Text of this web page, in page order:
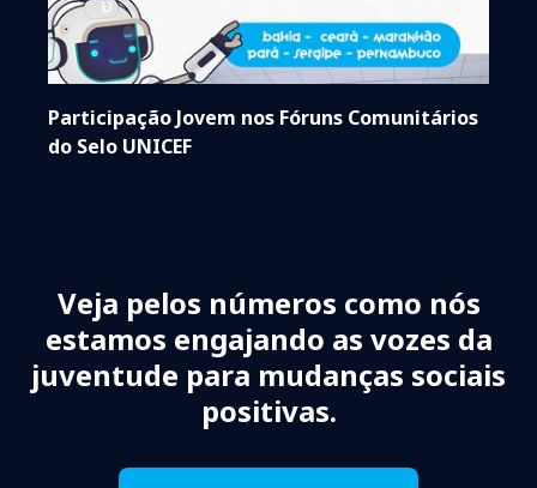
Participação Jovem nos Fóruns Comunitários
do Selo UNICEF
Veja pelos números como nós
estamos engajando as vozes da
juventude para mudanças sociais
positivas.